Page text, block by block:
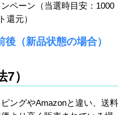
ペーン（当選時目安：1000
還元）
後（新品状態の場合）
）
ングやAmazonと違い、送料